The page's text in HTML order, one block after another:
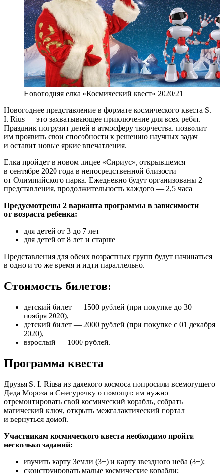
Новогодняя елка «Космический квест» 2020/21
Новогоднее представление в формате космического квеста S.
I. Rius — это захватывающее приключение для всех ребят.
Праздник погрузит детей в атмосферу творчества, позволит
им проявить свои способности к решению научных задач
и оставит новые яркие впечатления.
Елка пройдет в новом лицее «Сириус», открывшемся
в сентябре 2020 года в непосредственной близости
от Олимпийского парка. Ежедневно будут организованы 2
представления, продолжительность каждого — 2,5 часа.
Предусмотрены 2 варианта программы в зависимости
от возраста ребенка:
для детей от 3 до 7 лет
для детей от 8 лет и старше
Представления для обеих возрастных групп будут начинаться
в одно и то же время и идти параллельно.
Стоимость билетов:
детский билет — 1500 рублей (при покупке до 30
ноября 2020),
детский билет — 2000 рублей (при покупке с 01 декабря
2020),
взрослый — 1000 рублей.
Программа квеста
Друзья S. I. Riusа из далекого космоса попросили всемогущего
Деда Мороза и Снегурочку о помощи: им нужно
отремонтировать свой космический корабль, собрать
магический ключ, открыть межгалактический портал
и вернуться домой.
Участникам космического квеста необходимо пройти
несколько заданий:
изучить карту Земли (3+) и карту звездного неба (8+);
сконструировать малые космические корабли;